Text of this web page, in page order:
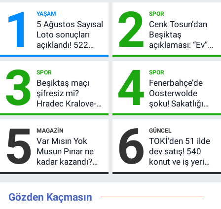
1 YAŞAM
5 Ağustos Sayısal
Loto sonuçları
açıklandı! 522
milyon TL devretti
2 SPOR
Cenk Tosun’dan
Beşiktaş
açıklaması: “Ev”
dedi, asıl mesajı
verdi
3 SPOR
Beşiktaş maçı
şifresiz mi?
Hradec Kralove-
Beşiktaş hangi
kaçta?
4 SPOR
Fenerbahçe’de
Oosterwolde
şoku! Sakatlığı
ciddi mi, kaç hafta
5 MAGAZIN
Var Mısın Yok
Musun Pınar ne
kadar kazandı?
Son teklifi
kutusundan
servet çıktı
6 GÜNCEL
TOKİ’den 51 ilde
dev satış! 540
konut ve iş yeri
için 10 yıl vade
Gözden Kaçmasın